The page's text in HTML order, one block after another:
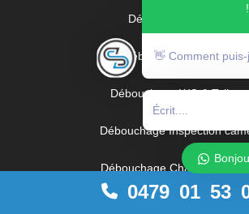
Débouchage Lavabo
Débouchage Baignoire
Débouchage WC &
Débouchage Inspection
Débouchage Chambre de
0479 01 53
!
👋 Comment